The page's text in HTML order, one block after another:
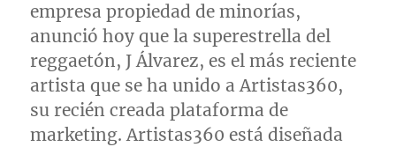
empresa propiedad de minorías,
anunció hoy que la superestrella del
reggaetón, J Álvarez, es el más reciente
artista que se ha unido a Artistas360,
su recién creada plataforma de
marketing. Artistas360 está diseñada